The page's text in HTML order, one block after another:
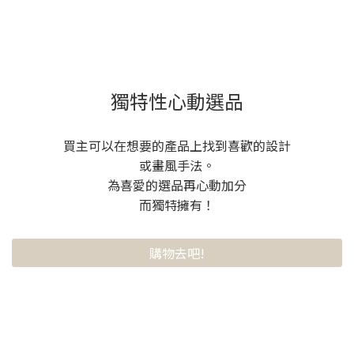
獨特性心動選品
買主可以在想要的產品上找到喜歡的設計
或畫風手法。
為喜愛的選品再心動加分
而獨特擁有！
購物去吧!